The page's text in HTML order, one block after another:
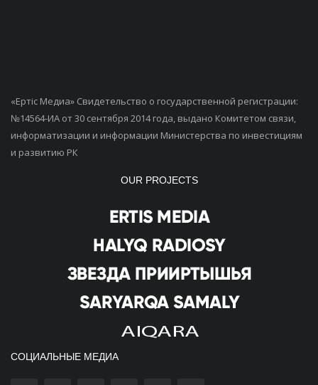
«Ертiс Медиа» Свидетельство о государственной регистрации:
№14564-ИА от 30 сентября 2014 года, выдано Комитетом связи,
информатизации и информации Министерства по инвестициям
и развитию РК
OUR PROJECTS
СОЦИАЛЬНЫЕ МЕДИА